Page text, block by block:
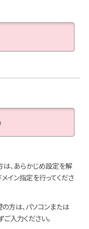
、あらかじめ設定を解
イン指定を行ってくださ
方は、パソコンまたは
入力ください。